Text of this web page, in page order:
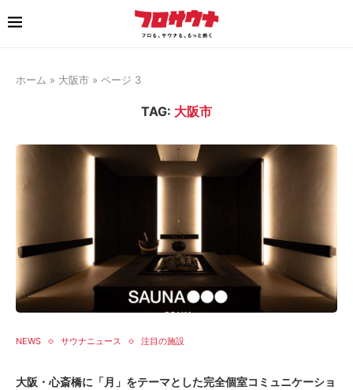
ホーム » 大阪市 » ページ 3
TAG: 大阪市
NEWS サウナニュース 注目の施設
大阪・心斎橋に「月」をテーマとした完全個室コミュニケーショ